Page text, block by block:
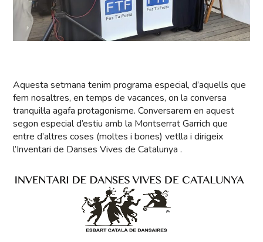
Aquesta setmana tenim programa especial, d’aquells que
fem nosaltres, en temps de vacances, on la conversa
tranquil·la agafa protagonisme. Conversarem en aquest
segon especial d’estiu amb la Montserrat Garrich que
entre d’altres coses (moltes i bones) vetlla i dirigeix
l’Inventari de Danses Vives de Catalunya .